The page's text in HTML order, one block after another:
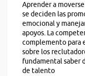
Aprender a
se deciden las
emocional y
apoyos. La
complemento para
sobre los
fundamental saber
de talento